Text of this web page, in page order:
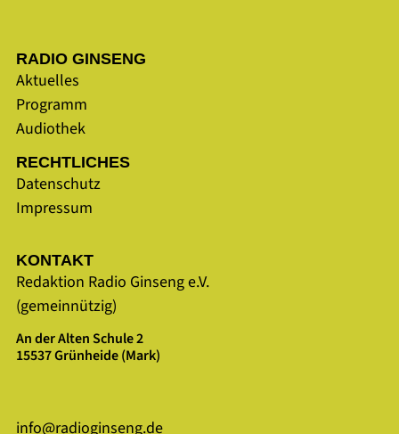
RADIO GINSENG
Aktuelles
Programm
Audiothek
RECHTLICHES
Datenschutz
Impressum
KONTAKT
Redaktion Radio Ginseng e.V.
(gemeinnützig)
An der Alten Schule 2
15537 Grünheide (Mark)
info@radioginseng.de